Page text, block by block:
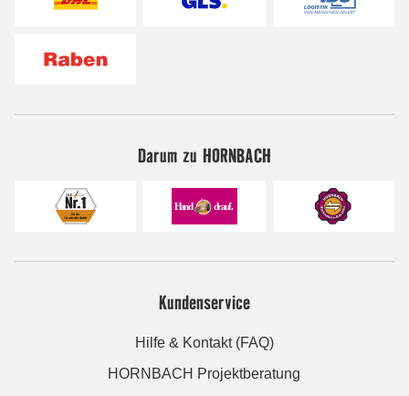
Darum zu HORNBACH
Kundenservice
Hilfe & Kontakt (FAQ)
HORNBACH Projektberatung